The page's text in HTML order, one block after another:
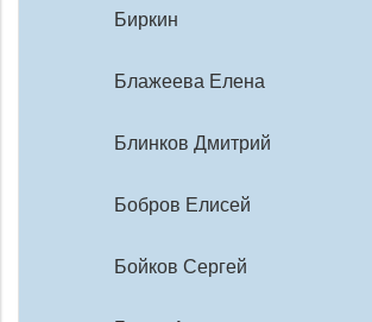
Биркин
Блажеева Елена
Блинков Дмитрий
Бобров Елисей
Бойков Сергей